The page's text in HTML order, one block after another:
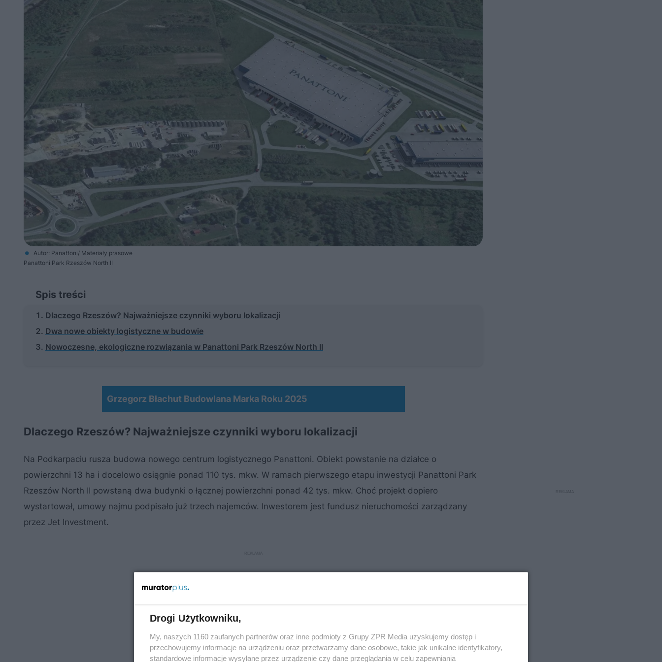
Autor: Panattoni/ Materiały prasowe
Panattoni Park Rzeszów North II
Spis treści
Dlaczego Rzeszów? Najważniejsze czynniki wyboru lokalizacji
Dwa nowe obiekty logistyczne w budowie
Nowoczesne, ekologiczne rozwiązania w Panattoni Park Rzeszów North II
Grzegorz Błachut Budowlana Marka Roku 2025
Dlaczego Rzeszów? Najważniejsze czynniki wyboru lokalizacji
Na Podkarpaciu rusza budowa nowego centrum logistycznego Panattoni. Obiekt powstanie na działce o
powierzchni 13 ha i docelowo osiągnie ponad 110 tys. mkw. W ramach pierwszego etapu inwestycji Panattoni Park
Rzeszów North II powstaną dwa budynki o łącznej powierzchni ponad 42 tys. mkw. Choć projekt dopiero
wystartował, umowy najmu podpisało już trzech najemców. Inwestorem jest fundusz nieruchomości zarządzany
przez Jet Investment.
Drogi Użytkowniku,
My, naszych 1160 zaufanych partnerów oraz inne podmioty z Grupy ZPR Media uzyskujemy dostęp i
przechowujemy informacje na urządzeniu oraz przetwarzamy dane osobowe, takie jak unikalne identyfikatory,
standardowe informacje wysyłane przez urządzenie czy dane przeglądania w celu zapewniania